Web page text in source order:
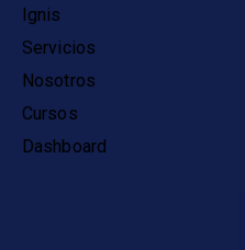
Ignis
Servicios
Nosotros
Cursos
Dashboard